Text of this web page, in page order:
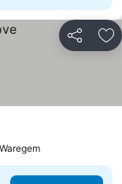
Partilhar